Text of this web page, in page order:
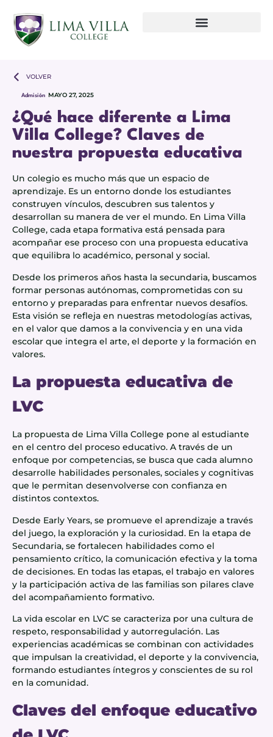
VOLVER
Admisión MAYO 27, 2025
¿Qué hace diferente a Lima
Villa College? Claves de
nuestra propuesta educativa
Un colegio es mucho más que un espacio de
aprendizaje. Es un entorno donde los estudiantes
construyen vínculos, descubren sus talentos y
desarrollan su manera de ver el mundo. En Lima Villa
College, cada etapa formativa está pensada para
acompañar ese proceso con una propuesta educativa
que equilibra lo académico, personal y social.
Desde los primeros años hasta la secundaria, buscamos
formar personas autónomas, comprometidas con su
entorno y preparadas para enfrentar nuevos desafíos.
Esta visión se refleja en nuestras metodologías activas,
en el valor que damos a la convivencia y en una vida
escolar que integra el arte, el deporte y la formación en
valores.
La propuesta educativa de
LVC
La propuesta de Lima Villa College pone al estudiante
en el centro del proceso educativo. A través de un
enfoque por competencias, se busca que cada alumno
desarrolle habilidades personales, sociales y cognitivas
que le permitan desenvolverse con confianza en
distintos contextos.
Desde Early Years, se promueve el aprendizaje a través
del juego, la exploración y la curiosidad. En la etapa de
Secundaria, se fortalecen habilidades como el
pensamiento crítico, la comunicación efectiva y la toma
de decisiones. En todas las etapas, el trabajo en valores
y la participación activa de las familias son pilares clave
del acompañamiento formativo.
La vida escolar en LVC se caracteriza por una cultura de
respeto, responsabilidad y autorregulación. Las
experiencias académicas se combinan con actividades
que impulsan la creatividad, el deporte y la convivencia,
formando estudiantes íntegros y conscientes de su rol
en la comunidad.
Claves del enfoque educativo